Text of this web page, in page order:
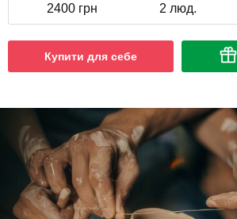
2400 грн 2 люд.
Купити для себе